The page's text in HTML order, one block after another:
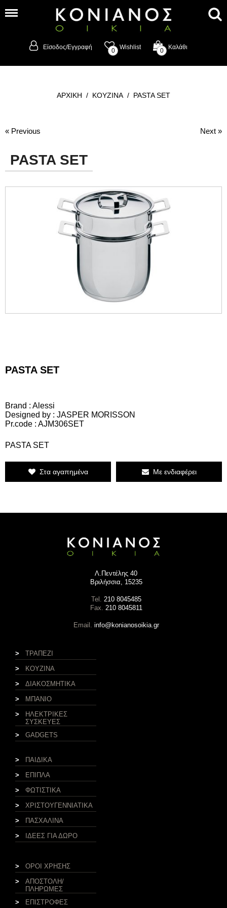
Είσοδος/Εγγραφή Wishlist
0 Καλάθι
0
ΑΡΧΙΚΗ / ΚΟΥΖΙΝΑ / PASTA SET
« Previous Next »
PASTA SET
PASTA SET
Brand : Alessi
Designed by : JASPER MORISSON
Pr.code : AJM306SET
PASTA SET
Στα αγαπημένα Με ενδιαφέρει
Λ.Πεντέλης 40
Βριλήσσια, 15235
Tel. 210 8045485
Fax. 210 8045811
Email. info@konianosoikia.gr
>
ΤΡΑΠΕΖΙ
>
ΚΟΥΖΙΝΑ
>
ΔΙΑΚΟΣΜΗΤΙΚΑ
>
ΜΠΑΝΙΟ
>
ΗΛΕΚΤΡΙΚΕΣ
ΣΥΣΚΕΥΕΣ
>
GADGETS
>
ΠΑΙΔΙΚΑ
>
ΕΠΙΠΛΑ
>
ΦΩΤΙΣΤΙΚΑ
>
ΧΡΙΣΤΟΥΓΕΝΝΙΑΤΙΚΑ
>
ΠΑΣΧΑΛΙΝΑ
>
ΙΔΕΕΣ ΓΙΑ ΔΩΡΟ
>
ΟΡΟΙ ΧΡΗΣΗΣ
>
ΑΠΟΣΤΟΛΗ/
ΠΛΗΡΩΜΕΣ
>
ΕΠΙΣΤΡΟΦΕΣ